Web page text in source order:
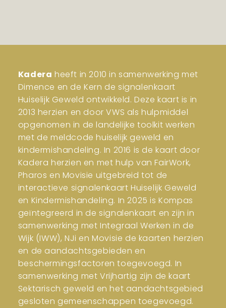
Kadera heeft in 2010 in samenwerking met
Dimence en de Kern de signalenkaart
Huiselijk Geweld ontwikkeld. Deze kaart is in
2013 herzien en door VWS als hulpmiddel
opgenomen in de landelijke toolkit werken
met de meldcode huiselijk geweld en
kindermishandeling. In 2016 is de kaart door
Kadera herzien en met hulp van FairWork,
Pharos en Movisie uitgebreid tot de
interactieve signalenkaart Huiselijk Geweld
en Kindermishandeling. In 2025 is Kompas
geïntegreerd in de signalenkaart en zijn in
samenwerking met Integraal Werken in de
Wijk (IWW), NJi en Movisie de kaarten herzien
en de aandachtsgebieden en
beschermingsfactoren toegevoegd. In
samenwerking met Vrijhartig zijn de kaart
Sektarisch geweld en het aandachtsgebied
gesloten gemeenschappen toegevoegd.